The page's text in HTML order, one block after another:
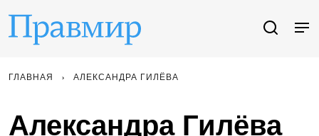
ГЛАВНАЯ АЛЕКСАНДРА ГИЛЁВА
Александра Гилёва